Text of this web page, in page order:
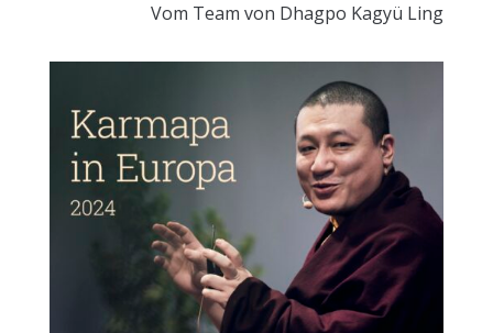
Vom Team von Dhagpo Kagyü Ling